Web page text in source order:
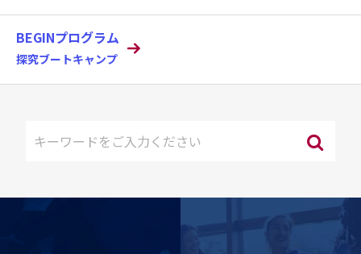
BEGINプログラム
探究ブートキャンプ